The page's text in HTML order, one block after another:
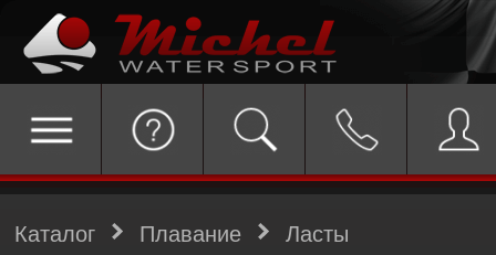
Каталог Плавание Ласты